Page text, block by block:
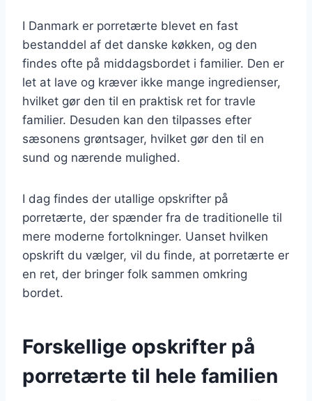
I Danmark er porretærte blevet en fast
bestanddel af det danske køkken, og den
findes ofte på middagsbordet i familier. Den er
let at lave og kræver ikke mange ingredienser,
hvilket gør den til en praktisk ret for travle
familier. Desuden kan den tilpasses efter
sæsonens grøntsager, hvilket gør den til en
sund og nærende mulighed.
I dag findes der utallige opskrifter på
porretærte, der spænder fra de traditionelle til
mere moderne fortolkninger. Uanset hvilken
opskrift du vælger, vil du finde, at porretærte er
en ret, der bringer folk sammen omkring
bordet.
Forskellige opskrifter på
porretærte til hele familien